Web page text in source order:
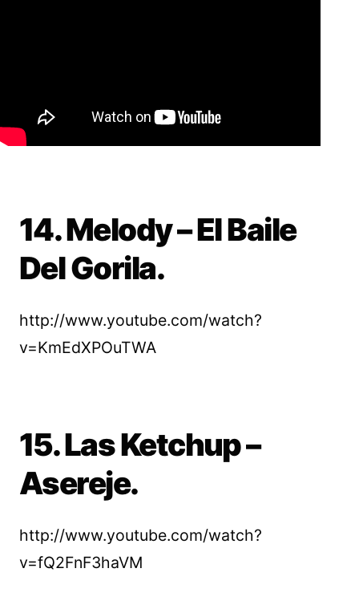
14. Melody – El Baile
Del Gorila.
http://www.youtube.com/watch?
v=KmEdXPOuTWA
15. Las Ketchup –
Asereje.
http://www.youtube.com/watch?
v=fQ2FnF3haVM